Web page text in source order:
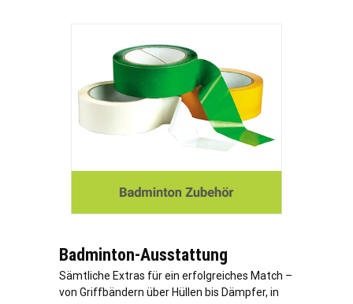
Badminton-Ausstattung
Sämtliche Extras für ein erfolgreiches Match –
von Griffbändern über Hüllen bis Dämpfer, in